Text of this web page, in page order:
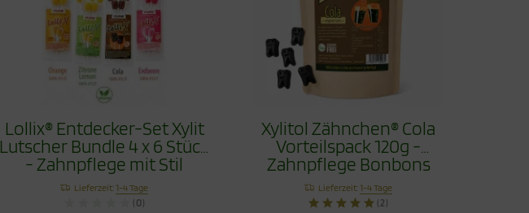
Lollix® Entdecker-Set Xylit
Lutscher Bundle 4 x 6 Stück
- Zahnpflege mit Stil
Lieferzeit:1-4 Tage
(0)
Xylitol Zähnchen® Cola
Vorteilspack 120g -
Zahnpflege Bonbons
Lieferzeit:1-4 Tage
(2)